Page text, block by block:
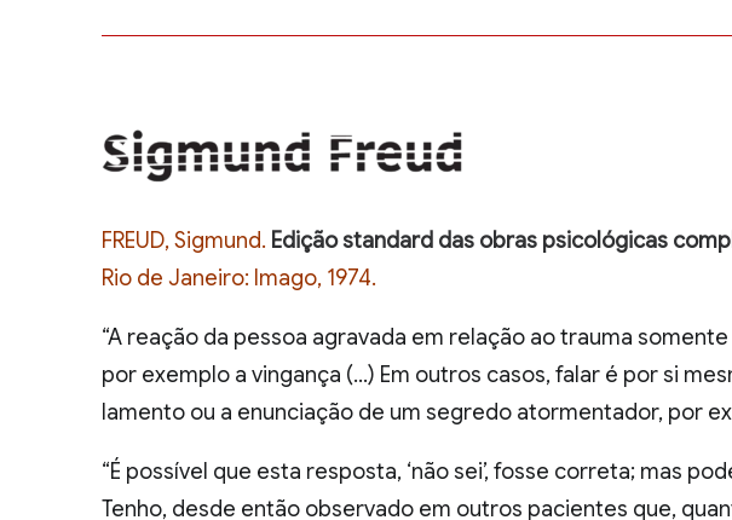
FREUD, Sigmund. Edição standard das obras psicológicas
Rio de Janeiro: Imago, 1974.
“A reação da pessoa agravada em relação ao trauma
por exemplo a vingança (…) Em outros casos, falar é por si
lamento ou a enunciação de um segredo atormentador, por
“É possível que esta resposta, ‘não sei’, fosse correta; mas
Tenho, desde então observado em outros pacientes que,